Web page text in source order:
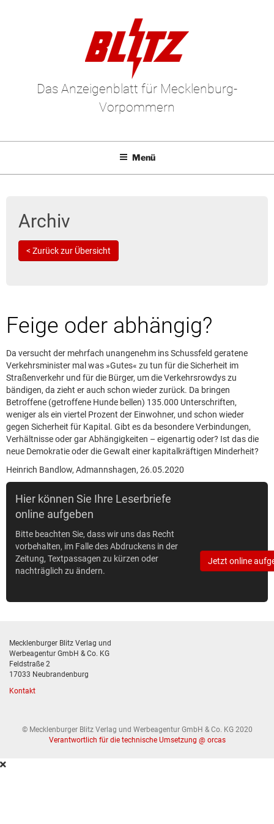
Das Anzeigenblatt für Mecklenburg-
Vorpommern
Menü
Leserbriefe lesen
Kontakt
Archiv
< Zurück zur Übersicht
Feige oder abhängig?
Da versucht der mehrfach unangenehm ins Schussfeld geratene
Verkehrsminister mal was »Gutes« zu tun für die Sicherheit im
Straßenverkehr und für die Bürger, um die Verkehrsrowdys zu
bändigen, da zieht er auch schon wieder zurück. Da bringen
Betroffene (getroffene Hunde bellen) 135.000 Unterschriften,
weniger als ein viertel Prozent der Einwohner, und schon wieder
gegen Sicherheit für Kapital. Gibt es da besondere Verbindungen,
Verhältnisse oder gar Abhängigkeiten – eigenartig oder? Ist das die
neue Demokratie oder die Gewalt einer kapitalkräftigen Minderheit?
Heinrich Bandlow, Admannshagen, 26.05.2020
Hier können Sie Ihre Leserbriefe
online aufgeben
Bitte beachten Sie, dass wir uns das Recht
vorbehalten, im Falle des Abdruckens in der
Zeitung, Textpassagen zu kürzen oder
nachträglich zu ändern.
Jetzt online
Mecklenburger Blitz Verlag und
Werbeagentur GmbH & Co. KG
Feldstraße 2
17033 Neubrandenburg
Kontakt
© Mecklenburger Blitz Verlag und Werbeagentur GmbH & Co. KG 2020
Verantwortlich für die technische Umsetzung @ orcas